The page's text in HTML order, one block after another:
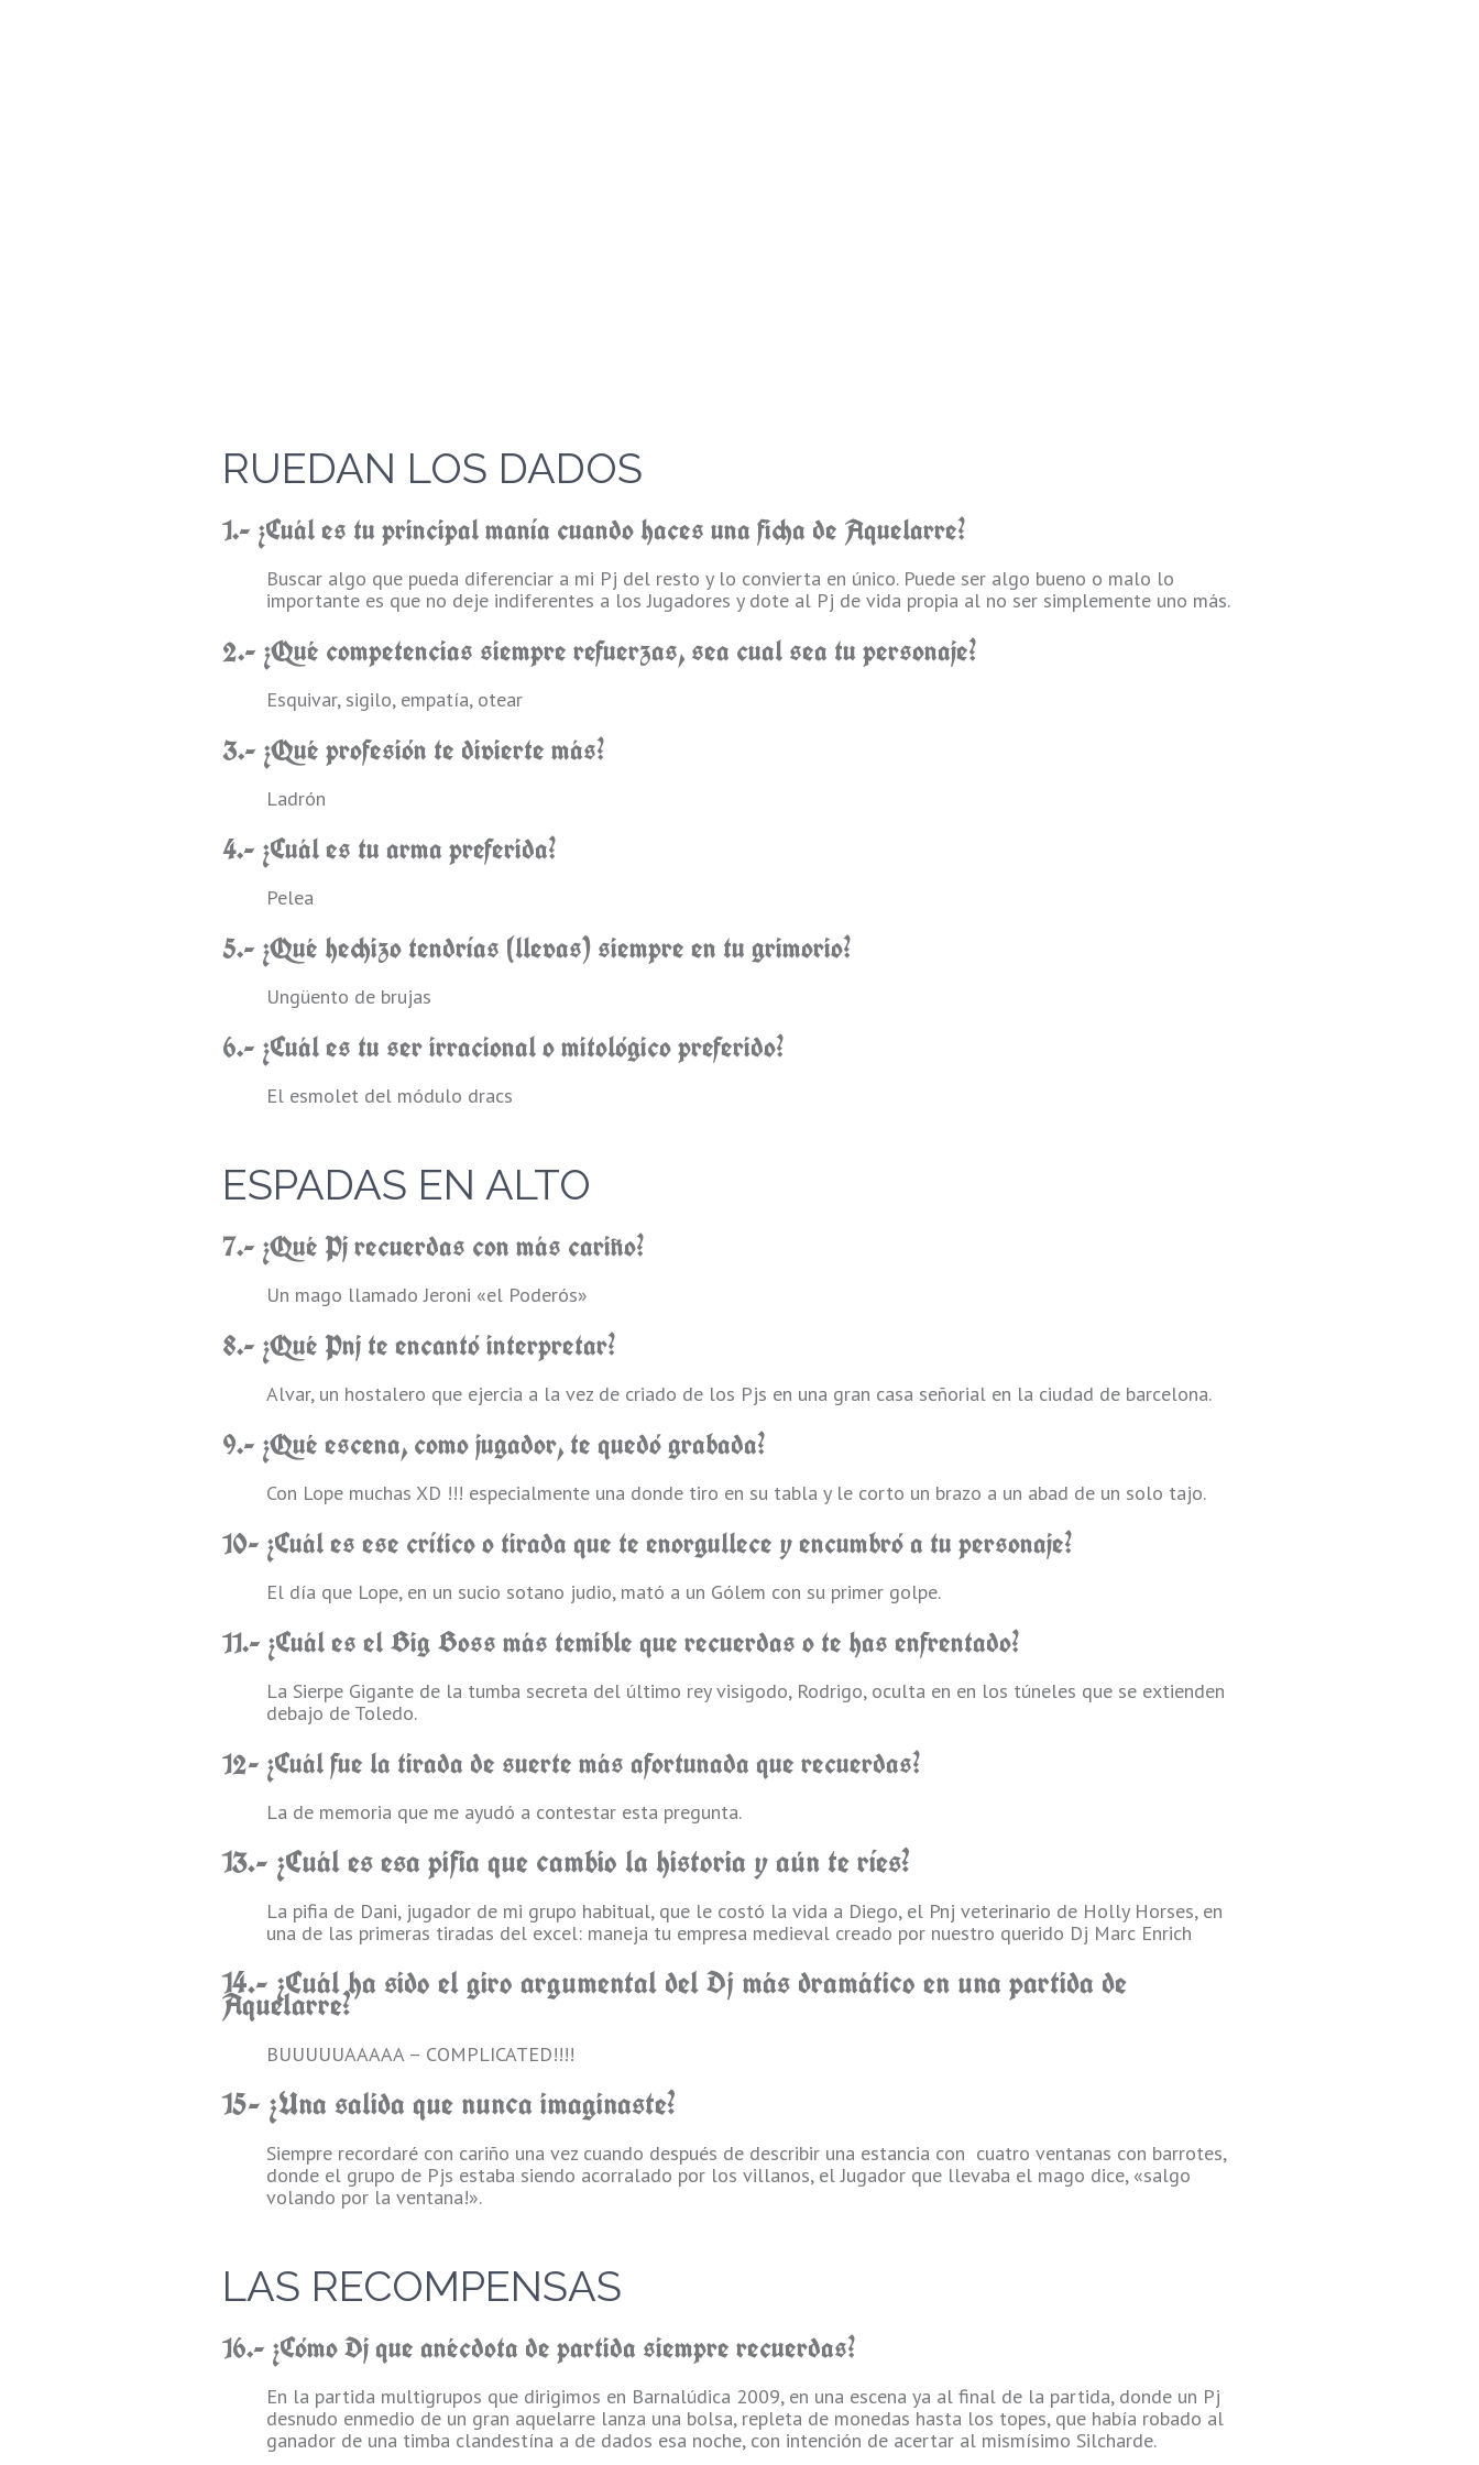
RUEDAN LOS DADOS
1.- ¿Cuál es tu principal manía cuando haces una ficha de Aquelarre?
Buscar algo que pueda diferenciar a mi Pj del resto y lo convierta en único. Puede ser algo bueno o malo lo
importante es que no deje indiferentes a los Jugadores y dote al Pj de vida propia al no ser simplemente uno más.
2.- ¿Qué competencias siempre refuerzas, sea cual sea tu personaje?
Esquivar, sigilo, empatía, otear
3.- ¿Qué profesión te divierte más?
Ladrón
4.- ¿Cuál es tu arma preferida?
Pelea
5.- ¿Qué hechizo tendrías (llevas) siempre en tu grimorio?
Ungüento de brujas
6.- ¿Cuál es tu ser irracional o mitológico preferido?
El esmolet del módulo dracs
ESPADAS EN ALTO
7.- ¿Qué Pj recuerdas con más cariño?
Un mago llamado Jeroni «el Poderós»
8.- ¿Qué Pnj te encantó interpretar?
Alvar, un hostalero que ejercia a la vez de criado de los Pjs en una gran casa señorial en la ciudad de barcelona.
9.- ¿Qué escena, como jugador, te quedó grabada?
Con Lope muchas XD !!! especialmente una donde tiro en su tabla y le corto un brazo a un abad de un solo tajo.
10- ¿Cuál es ese crítico o tirada que te enorgullece y encumbró a tu personaje?
El día que Lope, en un sucio sotano judio, mató a un Gólem con su primer golpe.
11.- ¿Cuál es el Big Boss más temible que recuerdas o te has enfrentado?
La Sierpe Gigante de la tumba secreta del último rey visigodo, Rodrigo, oculta en en los túneles que se extienden
debajo de Toledo.
12- ¿Cuál fue la tirada de suerte más afortunada que recuerdas?
La de memoria que me ayudó a contestar esta pregunta.
13.- ¿Cuál es esa pifia que cambio la historia y aún te ríes?
La pifia de Dani, jugador de mi grupo habitual, que le costó la vida a Diego, el Pnj veterinario de Holly Horses, en
una de las primeras tiradas del excel: maneja tu empresa medieval creado por nuestro querido Dj Marc Enrich
14.- ¿Cuál ha sido el giro argumental del Dj más dramático en una partida de
Aquelarre?
BUUUUUAAAAA – COMPLICATED!!!!
15- ¿Una salida que nunca imaginaste?
Siempre recordaré con cariño una vez cuando después de describir una estancia con cuatro ventanas con barrotes,
donde el grupo de Pjs estaba siendo acorralado por los villanos, el Jugador que llevaba el mago dice, «salgo
volando por la ventana!».
LAS RECOMPENSAS
16.- ¿Cómo Dj que anécdota de partida siempre recuerdas?
En la partida multigrupos que dirigimos en Barnalúdica 2009, en una escena ya al final de la partida, donde un Pj
desnudo enmedio de un gran aquelarre lanza una bolsa, repleta de monedas hasta los topes, que había robado al
ganador de una timba clandestína a de dados esa noche, con intención de acertar al mismísimo Silcharde.